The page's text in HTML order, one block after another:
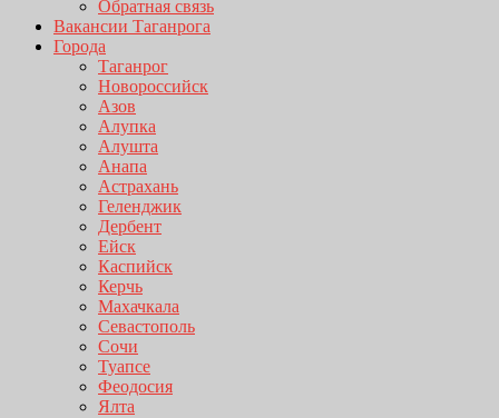
Обратная связь
Вакансии Таганрога
Города
Таганрог
Новороссийск
Азов
Алупка
Алушта
Анапа
Астрахань
Геленджик
Дербент
Ейск
Каспийск
Керчь
Махачкала
Севастополь
Сочи
Туапсе
Феодосия
Ялта